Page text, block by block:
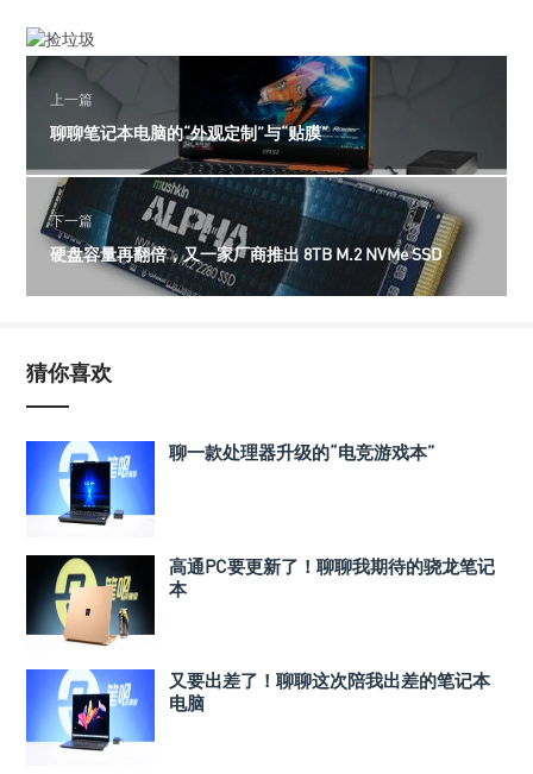
上一篇
聊聊笔记本电脑的“外观定制”与“贴膜”
下一篇
硬盘容量再翻倍，又一家厂商推出 8TB M.2 NVMe SSD
猜你喜欢
聊一款处理器升级的“电竞游戏本”
高通PC要更新了！聊聊我期待的骁龙笔记
本
又要出差了！聊聊这次陪我出差的笔记本
电脑